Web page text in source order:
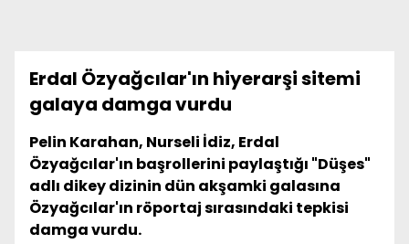
Erdal Özyağcılar'ın hiyerarşi sitemi
galaya damga vurdu
Pelin Karahan, Nurseli İdiz, Erdal
Özyağcılar'ın başrollerini paylaştığı "Düşes"
adlı dikey dizinin dün akşamki galasına
Özyağcılar'ın röportaj sırasındaki tepkisi
damga vurdu.